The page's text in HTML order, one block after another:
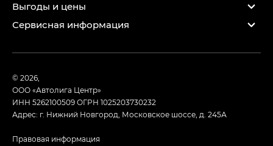
Выгоды и цены
Сервисная информация
© 2026,
ООО «Автолига Центр»
ИНН 5262100509ОГРН 1025203730232
Адрес: г. Нижний Новгород, Московское шоссе, д. 245А
Правовая информация